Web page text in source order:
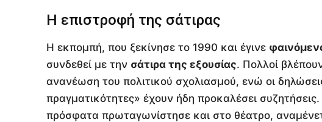
Η επιστροφή της σάτιρας
Η εκπομπή, που ξεκίνησε το 1990 και έγινε
συνδεθεί με την σάτιρα της εξουσίας. Πολλοί
ανανέωση του πολιτικού σχολιασμού, ενώ οι
πραγματικότητες» έχουν ήδη προκαλέσει
πρόσφατα πρωταγωνίστησε και στο θέατρο,